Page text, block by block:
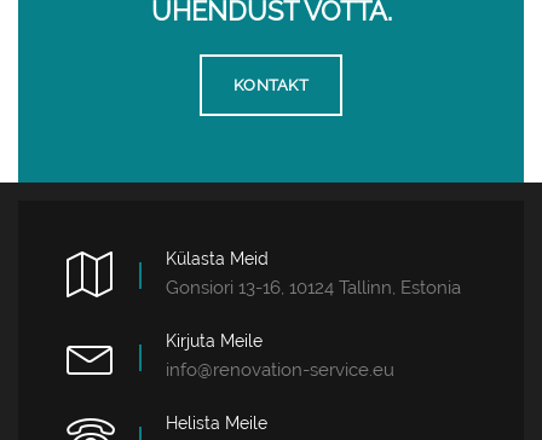
ÜHENDUST VÕTTA.
KONTAKT
Külasta Meid
Gonsiori 13-16, 10124 Tallinn, Estonia
Kirjuta Meile
info@renovation-service.eu
Helista Meile